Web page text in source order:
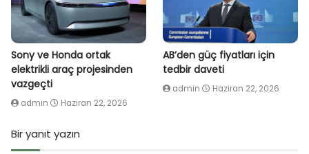
Sony ve Honda ortak
elektrikli araç projesinden
vazgeçti
admin Haziran 22, 2026
AB’den güç fiyatları için
tedbir daveti
admin Haziran 22, 2026
Bir yanıt yazın